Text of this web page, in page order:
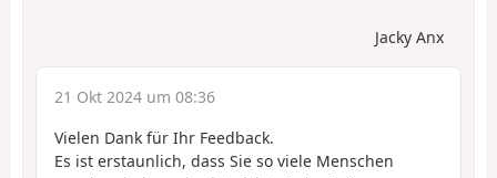
Jacky Anx
21 Okt 2024 um 08:36
Vielen Dank für Ihr Feedback.
Es ist erstaunlich, dass Sie so viele Menschen